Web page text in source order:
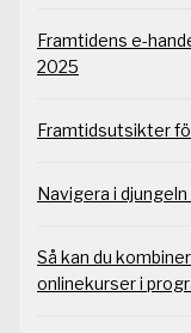
Framtidens e-
2025
Framtidsutsikter
Navigera i
Så kan du
onlinekurser i